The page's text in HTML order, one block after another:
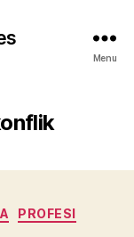
Menu
PROFESI